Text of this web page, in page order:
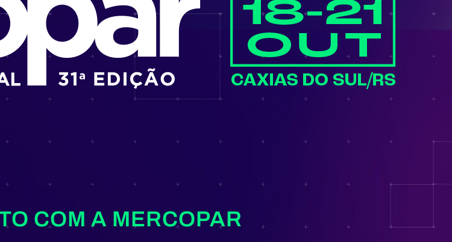
COM A MERCOPAR